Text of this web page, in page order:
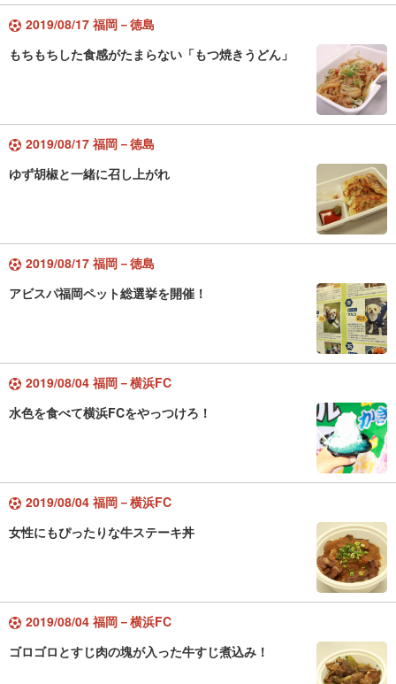
2019/08/17 福岡－徳島
もちもちした食感がたまらない「もつ焼きうどん」
2019/08/17 福岡－徳島
ゆず胡椒と一緒に召し上がれ
2019/08/17 福岡－徳島
アビスパ福岡ペット総選挙を開催！
2019/08/04 福岡－横浜FC
水色を食べて横浜FCをやっつけろ！
2019/08/04 福岡－横浜FC
女性にもぴったりな牛ステーキ丼
2019/08/04 福岡－横浜FC
ゴロゴロとすじ肉の塊が入った牛すじ煮込み！